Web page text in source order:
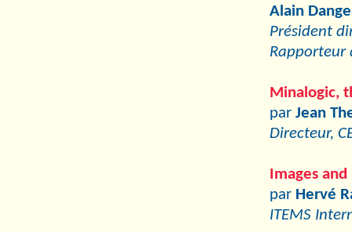
Alain
Président
Rapporteur
Minalogic,
par Jean
Directeur,
Images
par Hervé
ITEMS